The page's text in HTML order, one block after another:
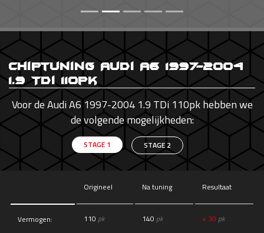
Chiptuning Audi A6 1997-2004
1.9 TDi 110pk
Voor de Audi A6 1997-2004 1.9 TDi 110pk hebben we
de volgende mogelijkheden:
STAGE 1 STAGE 2
Origineel Na tuning Resultaat
Vermogen: 110 pk 140 pk + 30 pk